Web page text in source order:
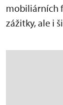
mobiliárních
zážitky, ale i